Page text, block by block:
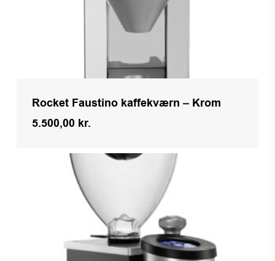
Rocket Faustino kaffekværn – Krom
5.500,00 kr.